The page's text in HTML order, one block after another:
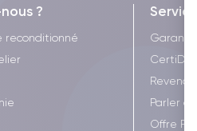
?
reconditionné
Parler à
Offre